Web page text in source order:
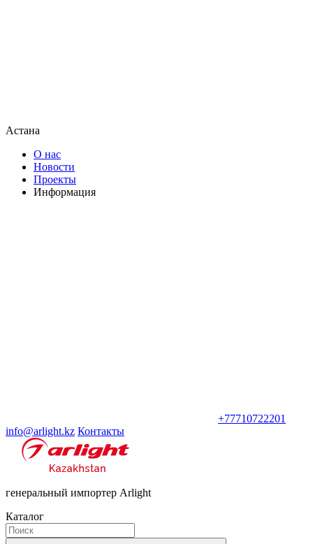
Астана
О нас
Новости
Проекты
Информация
+77710722201
info@arlight.kz Контакты
генеральный импортер Arlight
Каталог